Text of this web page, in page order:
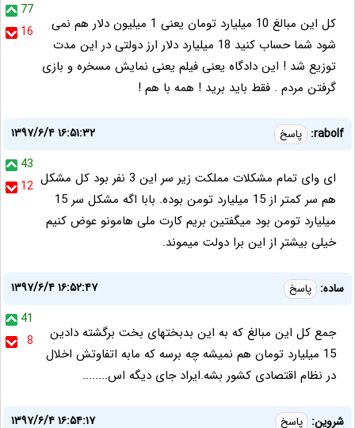
77
16
کل این مبالغ 10 میلیارد تومان یعنی 1 میلیون دلار هم نمی
شود شما حساب کنید 18 میلیارد دلار ارز دولتی در این مدت
توزیع شد ! این دادگاه یعنی فیلم یعنی نمایش مسخره و بازی
گرفتن مردم . فقط باید برید ! همه با هم !
rabolf: پاسخ
۱۳۹۷/۶/۴ ۱۶:۵۱:۳۲
43
12 ای وای تمام مشکلات مملکت زیر سر این 3 نفر بود کل مشکل
هم سر کمتر از 15 میلیارد تومن بوده. بابا اگه مشکل سر 15
میلیارد تومن بود میگفتین بریم کارت ملی هامونو عوض کنیم
خیلی بیشتر از این برا دولت میموند.
ساده: پاسخ
۱۳۹۷/۶/۴ ۱۶:۵۲:۴۷
41
8
جمع کل این مبالغ که به این بدبختهای بخت برگشته دادین
15 میلیارد تومان هم نمیشه چه برسه که مابه اتفاوتش اخلال
در نظام اقتصادی کشور بشه.ایراد جای دیگه اس........
شروین: پاسخ
۱۳۹۷/۶/۴ ۱۶:۵۴:۱۷